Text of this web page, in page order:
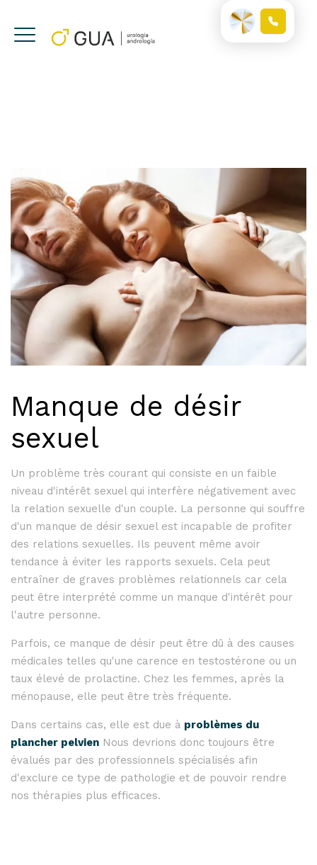
Manque de désir
sexuel
Un problème très courant qui consiste en un faible
niveau d'intérêt sexuel qui interfère négativement avec
la relation sexuelle d'un couple. La personne qui souffre
d'un manque de désir sexuel est incapable de profiter
des relations sexuelles. Ils peuvent même avoir
tendance à éviter les rapports sexuels. Cela peut
entraîner de graves problèmes relationnels car cela
peut être interprété comme un manque d'intérêt pour
l'autre personne.
Parfois, ce manque de désir peut être dû à des causes
médicales telles qu'une carence en testostérone ou un
taux élevé de prolactine. Chez les femmes, après la
ménopause, elle peut être très fréquente.
Dans certains cas, elle est due à problèmes du
plancher pelvien Nous devrions donc toujours être
évalués par des professionnels spécialisés afin
d'exclure ce type de pathologie et de pouvoir rendre
nos thérapies plus efficaces.